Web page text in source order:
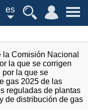
es
Comisión Nacional
la que se corrigen
por la que se
gas 2025 de las
reguladas de plantas
de distribución de gas